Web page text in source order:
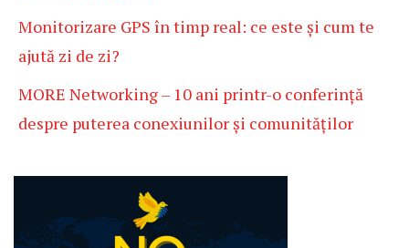
Monitorizare GPS în timp real: ce este și cum te
ajută zi de zi?
MORE Networking – 10 ani printr-o conferință
despre puterea conexiunilor și comunităților